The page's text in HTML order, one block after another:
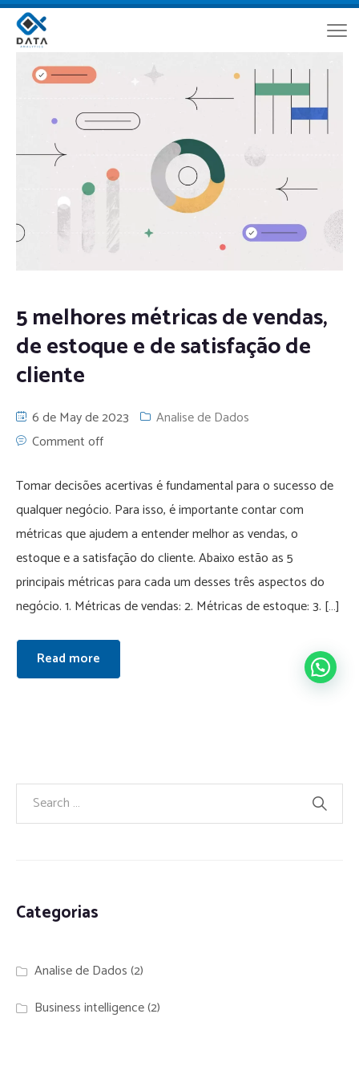
5 melhores métricas de vendas,
de estoque e de satisfação de
cliente
6 de May de 2023
Analise de Dados
Comment off
Tomar decisões acertivas é fundamental para o sucesso de
qualquer negócio. Para isso, é importante contar com
métricas que ajudem a entender melhor as vendas, o
estoque e a satisfação do cliente. Abaixo estão as 5
principais métricas para cada um desses três aspectos do
negócio. 1. Métricas de vendas: 2. Métricas de estoque: 3. […]
Read more
Categorias
Analise de Dados(2)
Business intelligence(2)